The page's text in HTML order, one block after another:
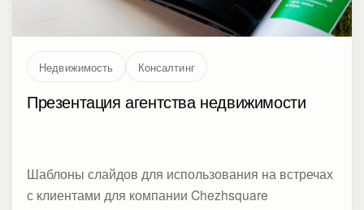
Недвижимость Консалтинг
Презентация агентства недвижимости
Шаблоны слайдов для использования на встречах
с клиентами для компании Chezhsquare